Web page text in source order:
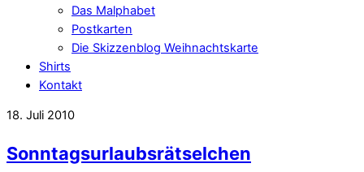
Das Malphabet
Postkarten
Die Skizzenblog Weihnachtskarte
Shirts
Kontakt
18. Juli 2010
Sonntagsurlaubsrätselchen